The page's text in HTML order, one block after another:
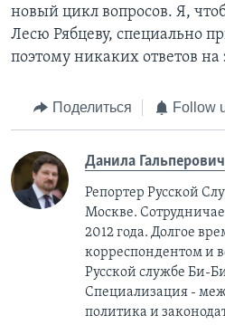
новый цикл вопросов. Я,
Лесю Рябцеву, специально
поэтому никаких ответов
Поделиться Follow
Данила Гальперович
Репортер Русской
Москве.
2012 года. Долгое
корреспондентом и
Русской службе Би-
Специализация -
политика и